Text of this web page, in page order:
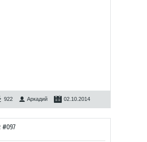
922 Аркадий 02.10.2014
#097